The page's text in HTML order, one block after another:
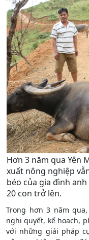
Hơn 3 năm qua Yên
xuất nông nghiệp
béo của gia đình
20 con trở lên.
Trong hơn 3 năm
nghị quyết, kế hoạch,
với những giải pháp